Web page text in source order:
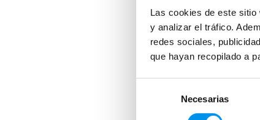
Las cookies de este
y analizar el tráfico.
redes sociales,
que hayan recopilado a
consentimiento
Necesarias